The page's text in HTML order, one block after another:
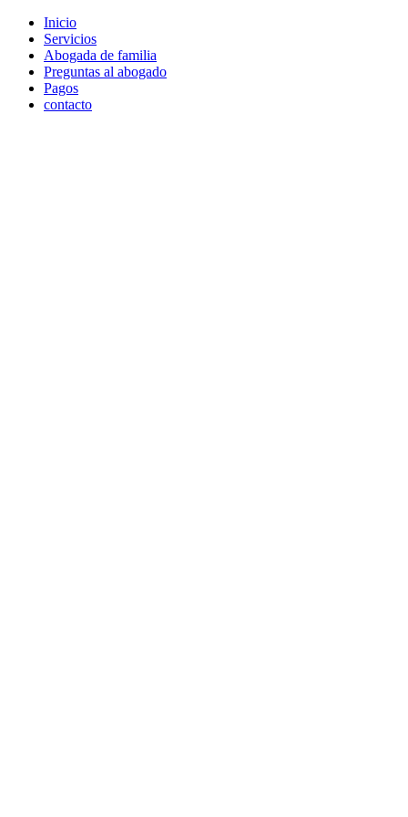
Skip
content
Inicio
Servicios
Abogada de familia
Preguntas al abogado
Pagos
contacto